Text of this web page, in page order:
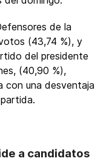
de la
(43,74 %), y
del presidente
(40,90 %),
con una desventaja
a candidatos